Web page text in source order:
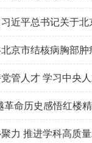
习近平总书记关
北京市结核病胸部
党管人才 学习中
革命历史感悟红楼
聚力 推进学科高